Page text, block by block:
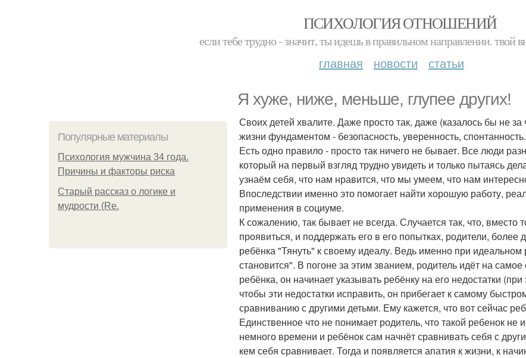
ПСИХОЛОГИЯ ОТНОШЕНИЙ
если тебе трудно - значит, ты идешь в правильном направлении. твой
главная новости статьи
Я хуже, ниже, меньше, глупее других!
Популярные материалы
Психология мужчина 34 года.
Причины и факторы риска
Старый рассказ о логике и
мудрости (Re.
Своих детей хвалите. Даже просто так, даже (казалось бы не
жизни фундаментом - безопасность, уверенность, спонтанность.
Есть одно правило - просто так ничего не бывает. Все люди
который на первый взгляд трудно увидеть и только пытаясь
узнаём себя, что нам нравится, что мы умеем, что нам
Впоследствии именно это помогает найти хорошую работу,
применения в социуме.
К сожалению, так бывает не всегда. Случается так, что, вместо
проявиться, и поддержать его в его попытках, родители,
ребёнка "Тянуть" к своему идеалу. Ведь именно при
становится". В погоне за этим званием, родитель идёт на
ребёнка, он начинает указывать ребёнку на его недостатки
чтобы эти недостатки исправить, он прибегает к самому
сравниванию с другими детьми. Ему кажется, что вот сейчас
Единственное что не понимает родитель, что такой ребенок не
немного времени и ребёнок сам начнёт сравнивать себя с
кем себя сравнивает. Тогда и появляется апатия к жизни, к